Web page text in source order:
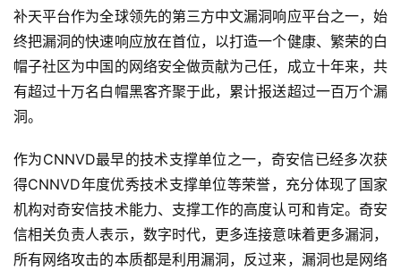
未
来
医
疗
智
驾
驶
智
慧
补天平台作为全球领先的第三方中文漏洞响应平台之一，始
终把漏洞的快速响应放在首位，以打造一个健康、繁荣的白
帽子社区为中国的网络安全做贡献为己任，成立十年来，共
有超过十万名白帽黑客齐聚于此，累计报送超过一百万个漏
洞。
作为CNNVD最早的技术支撑单位之一，奇安信已经多次获
得CNNVD年度优秀技术支撑单位等荣誉，充分体现了国家
机构对奇安信技术能力、支撑工作的高度认可和肯定。奇安
信相关负责人表示，数字时代，更多连接意味着更多漏洞，
所有网络攻击的本质都是利用漏洞，反过来，漏洞也是网络